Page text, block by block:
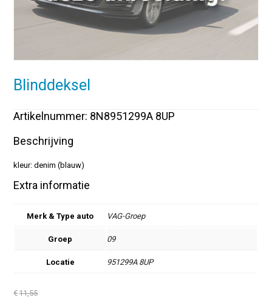
Blinddeksel
Artikelnummer: 8N8951299A 8UP
Beschrijving
kleur: denim (blauw)
Extra informatie
Merk & Type auto VAG-Groep
Groep 09
Locatie 951299A 8UP
€11,55